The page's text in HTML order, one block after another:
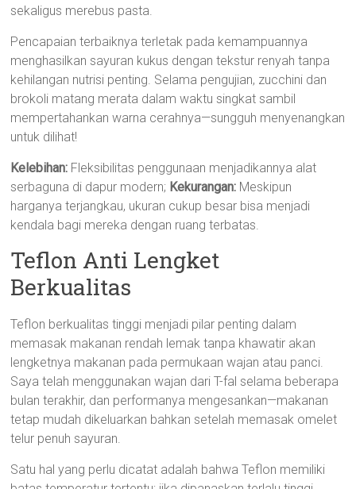
sekaligus merebus pasta.
Pencapaian terbaiknya terletak pada kemampuannya
menghasilkan sayuran kukus dengan tekstur renyah tanpa
kehilangan nutrisi penting. Selama pengujian, zucchini dan
brokoli matang merata dalam waktu singkat sambil
mempertahankan warna cerahnya—sungguh menyenangkan
untuk dilihat!
Kelebihan: Fleksibilitas penggunaan menjadikannya alat
serbaguna di dapur modern; Kekurangan: Meskipun
harganya terjangkau, ukuran cukup besar bisa menjadi
kendala bagi mereka dengan ruang terbatas.
Teflon Anti Lengket
Berkualitas
Teflon berkualitas tinggi menjadi pilar penting dalam
memasak makanan rendah lemak tanpa khawatir akan
lengketnya makanan pada permukaan wajan atau panci.
Saya telah menggunakan wajan dari T-fal selama beberapa
bulan terakhir, dan performanya mengesankan—makanan
tetap mudah dikeluarkan bahkan setelah memasak omelet
telur penuh sayuran.
Satu hal yang perlu dicatat adalah bahwa Teflon memiliki